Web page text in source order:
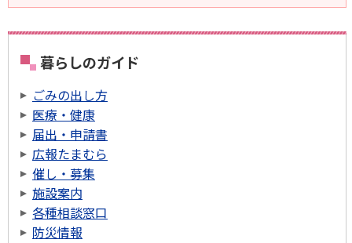
暮らしのガイド
ごみの出し方
医療・健康
届出・申請書
広報たまむら
催し・募集
施設案内
各種相談窓口
防災情報